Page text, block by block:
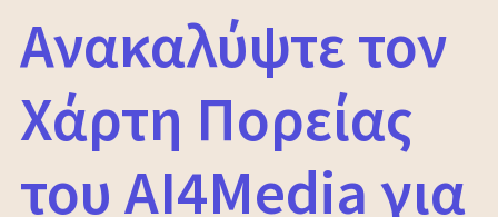
Ανακαλύψτε τον
Χάρτη Πορείας
του AI4Media για